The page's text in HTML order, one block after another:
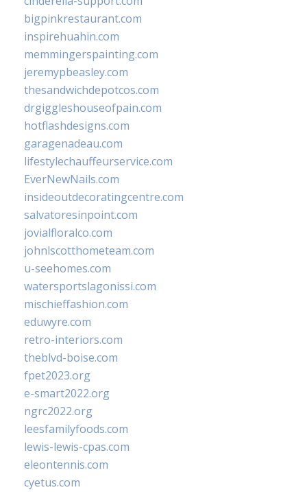
bigpinkrestaurant.com
inspirehuahin.com
memmingerspainting.com
jeremypbeasley.com
thesandwichdepotcos.com
drgiggleshouseofpain.com
hotflashdesigns.com
garagenadeau.com
lifestylechauffeurservice.com
EverNewNails.com
insideoutdecoratingcentre.com
salvatoresinpoint.com
jovialfloralco.com
johnlscotthometeam.com
u-seehomes.com
watersportslagonissi.com
mischieffashion.com
eduwyre.com
retro-interiors.com
theblvd-boise.com
fpet2023.org
e-smart2022.org
ngrc2022.org
leesfamilyfoods.com
lewis-lewis-cpas.com
eleontennis.com
cyetus.com